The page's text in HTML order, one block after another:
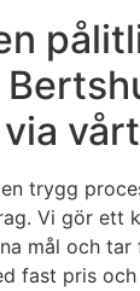
trygg
Vi gör ett
mål och tar
fast pris